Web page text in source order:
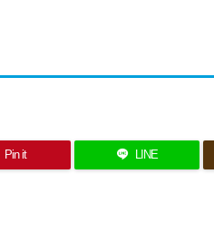
Pin it LINE